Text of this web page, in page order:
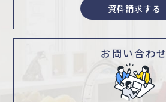
資料請求する
お問い合わせ